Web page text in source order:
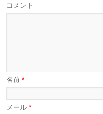
コメント
名前*
メール*